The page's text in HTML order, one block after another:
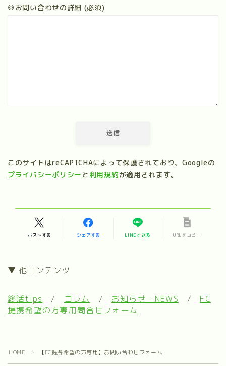
◎お問い合わせの詳細 (必須)
このサイトはreCAPTCHAによって保護されており、Googleの
プライバシーポリシー と 利用規約が適用されます。
ポストする シェアする LINEで送る URLをコピー
▼ 他コンテンツ
終活tips / コラム / お知らせ・NEWS / FC
提携希望の方専用問合せフォーム
HOME ＞ 【FC提携希望の方専用】お問い合わせフォーム